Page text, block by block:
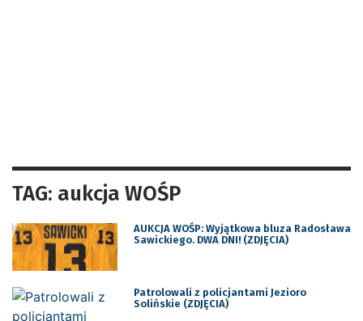
TAG: aukcja WOŚP
AUKCJA WOŚP: Wyjątkowa bluza Radosława
Sawickiego. DWA DNI! (ZDJĘCIA)
Patrolowali z policjantami Jezioro
Solińskie (ZDJĘCIA)